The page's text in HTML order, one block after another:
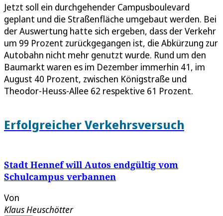
Jetzt soll ein durchgehender Campusboulevard
geplant und die Straßenfläche umgebaut werden. Bei
der Auswertung hatte sich ergeben, dass der Verkehr
um 99 Prozent zurückgegangen ist, die Abkürzung zur
Autobahn nicht mehr genutzt wurde. Rund um den
Baumarkt waren es im Dezember immerhin 41, im
August 40 Prozent, zwischen Königstraße und
Theodor-Heuss-Allee 62 respektive 61 Prozent.
Erfolgreicher Verkehrsversuch
Stadt Hennef will Autos endgültig vom
Schulcampus verbannen
Von
Klaus Heuschötter